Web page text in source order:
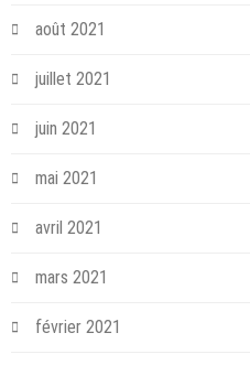
août 2021
juillet 2021
juin 2021
mai 2021
avril 2021
mars 2021
février 2021